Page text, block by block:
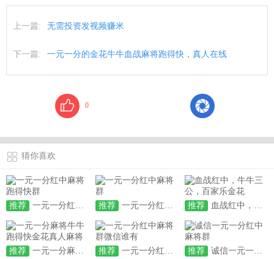
上一篇: 无需投资发视频赚米
下一篇: 一元一分的金花牛牛血战麻将跑得快，真人在线
0
猜你喜欢
推荐 一元一分红中麻将跑得快群 推荐 一元一分红中麻将群 推荐 血战红中，牛牛三公，百家乐金花
推荐 一元一分麻将牛牛跑得快金花真人麻将 推荐 一元一分红中麻将群微信谁有 推荐 诚信一元一分红中麻将群